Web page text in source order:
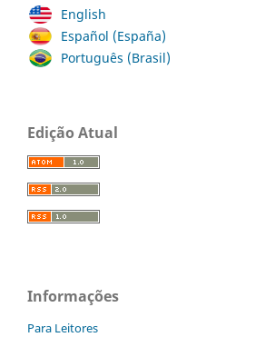
English
Español (España)
Português (Brasil)
Edição Atual
Informações
Para Leitores